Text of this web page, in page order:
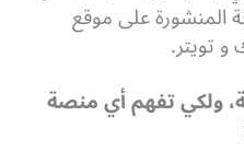
المنشورة على موقع
تويتر.
ولكي تفهم أي منصة